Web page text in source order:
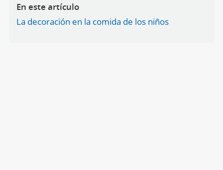
En este artículo
La decoración en la comida de los niños